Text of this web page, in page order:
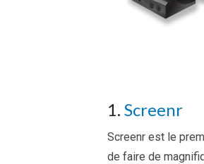
1. Screenr
Screenr est le
de faire de